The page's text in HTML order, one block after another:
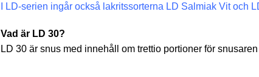
I LD-serien ingår också lakritssorterna LD Salmiak Vitoch
Vad är LD 30?
LD 30är snus med innehåll om trettio portioner för